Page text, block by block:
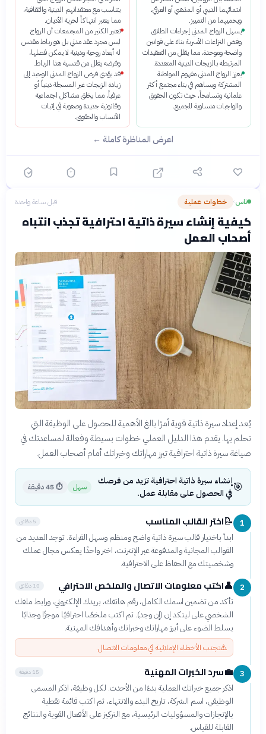
انتمائهما الديني أو المذهبي أو العرقي،
ويحميهما من التمييز.
يسهل الزواج المدني إجراءات الطلاق
وفض النزاعات الأسرية بناءً على قوانين
واضحة وموحدة، مما يقلل من التعقيدات
المرتبطة بالزيجات الدينية المتعددة.
يعزز الزواج المدني مفهوم المواطنة
المشتركة ويساهم في بناء مجتمع أكثر
علمانية وتسامحاً، حيث تكون الحقوق
والواجبات متساوية للجميع.
يتناسب مع معتقداتهم الدينية والثقافية،
مما يعتبر انتهاكاً لحرية الأديان.
تعتبر الكثير من المجتمعات أن الزواج
ليس مجرد عقد مدني بل هو رباط مقدس
له أبعاد روحية ودينية لا يمكن فصلها،
وفرضه يقلل من قدسية هذا الرباط.
قد يؤدي فرض الزواج المدني الوحيد إلى
زيادة الزيجات غير المسجلة دينياً أو
عرفياً، مما يخلق مشاكل اجتماعية
وقانونية جديدة وصعوبة في إثبات
الأنساب والحقوق.
اعرض المناظرة كاملة ←
ناس› خطوات عملية قبل ساعة واحدة
كيفية إنشاء سيرة ذاتية احترافية تجذب انتباه
أصحاب العمل
يُعد إعداد سيرة ذاتية قوية أمرًا بالغ الأهمية للحصول على الوظيفة التي
تحلم بها. يقدم هذا الدليل العملي خطوات بسيطة وفعالة لمساعدتك في
صياغة سيرة ذاتية احترافية تبرز مهاراتك وخبراتك أمام أصحاب العمل.
🎯إنشاء سيرة ذاتية احترافية تزيد من فرصك
في الحصول على مقابلة عمل.
سهل ⏱45 دقيقة
1
📝اختر القالب المناسب 5 دقائق
ابدأ باختيار قالب سيرة ذاتية واضح ومنظم وسهل القراءة. توجد العديد من
القوالب المجانية والمدفوعة عبر الإنترنت، اختر واحدًا يعكس مجال عملك
وشخصيتك مع الحفاظ على الاحترافية.
2
👤اكتب معلومات الاتصال والملخص الاحترافي 10 دقائق
تأكد من تضمين اسمك الكامل، رقم هاتفك، بريدك الإلكتروني، ورابط ملفك
الشخصي على لينكد إن (إن وجد). ثم اكتب ملخصًا احترافيًا موجزًا وجذابًا
يسلط الضوء على أبرز مهاراتك وخبراتك وأهدافك المهنية.
⚠️تجنب الأخطاء الإملائية في معلومات الاتصال.
3
💼سرد الخبرات المهنية 15 دقيقة
اذكر جميع خبراتك العملية بدءًا من الأحدث. لكل وظيفة، اذكر المسمى
الوظيفي، اسم الشركة، تاريخ البدء والانتهاء، ثم اكتب قائمة نقطية
بالإنجازات والمسؤوليات الرئيسية، مع التركيز على الأفعال القوية والنتائج
القابلة للقياس.